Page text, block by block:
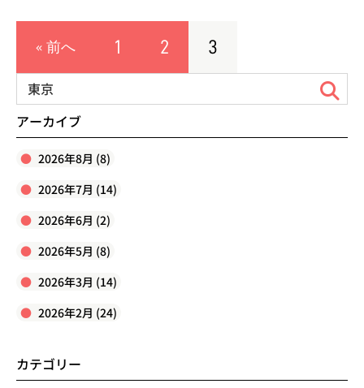
« 前へ 1 2 3
アーカイブ
2026年8月 (8)
2026年7月 (14)
2026年6月 (2)
2026年5月 (8)
2026年3月 (14)
2026年2月 (24)
カテゴリー